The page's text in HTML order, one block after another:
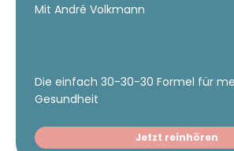
Mit André Volkmann
Die einfach 30-30-30 Formel für
Gesundheit
Jetzt reinhören